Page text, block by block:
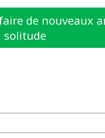
de nouveaux
solitude